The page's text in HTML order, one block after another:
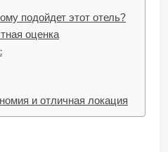
подойдет этот отель?
оценка
и отличная локация